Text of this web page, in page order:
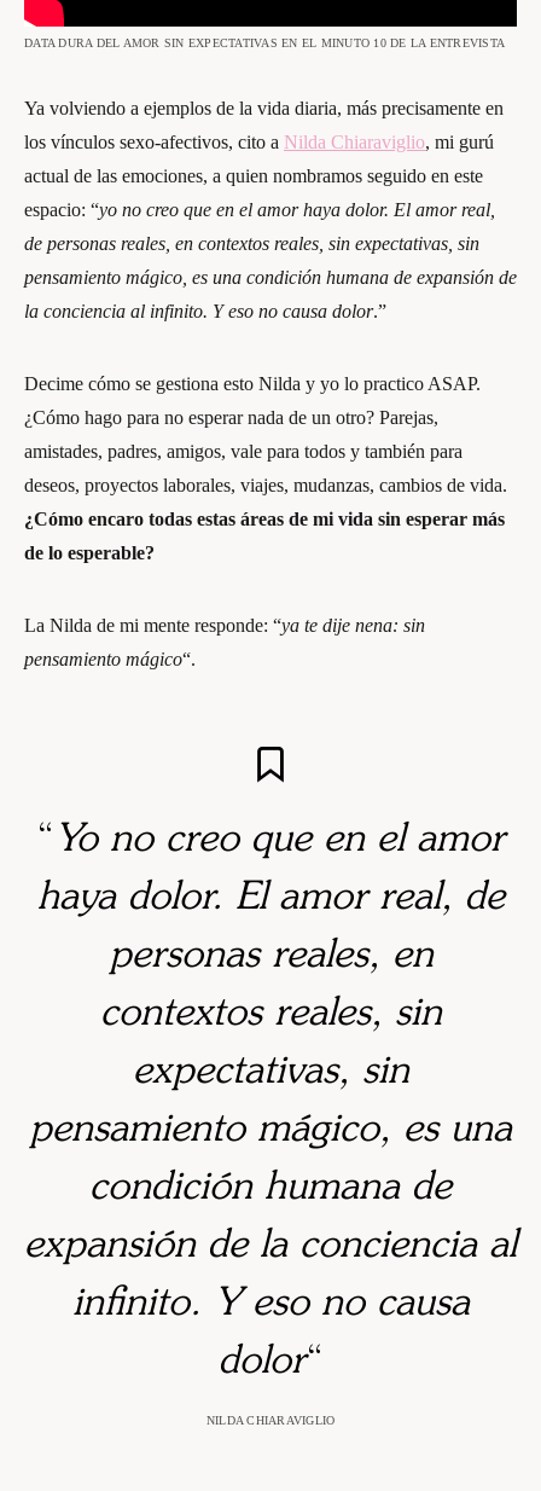
DATA DURA DEL AMOR SIN EXPECTATIVAS EN EL MINUTO 10 DE LA ENTREVISTA
Ya volviendo a ejemplos de la vida diaria, más precisamente en
los vínculos sexo-afectivos, cito a Nilda Chiaraviglio, mi gurú
actual de las emociones, a quien nombramos seguido en este
espacio: “yo no creo que en el amor haya dolor. El amor real,
de personas reales, en contextos reales, sin expectativas, sin
pensamiento mágico, es una condición humana de expansión de
la conciencia al infinito. Y eso no causa dolor.”
Decime cómo se gestiona esto Nilda y yo lo practico ASAP.
¿Cómo hago para no esperar nada de un otro? Parejas,
amistades, padres, amigos, vale para todos y también para
deseos, proyectos laborales, viajes, mudanzas, cambios de vida.
¿Cómo encaro todas estas áreas de mi vida sin esperar más
de lo esperable?
La Nilda de mi mente responde: “ya te dije nena: sin
pensamiento mágico“.
“ Yo no creo que en el amor
haya dolor. El amor real, de
personas reales, en
contextos reales, sin
expectativas, sin
pensamiento mágico, es una
condición humana de
expansión de la conciencia al
infinito. Y eso no causa
dolor“
NILDA CHIARAVIGLIO